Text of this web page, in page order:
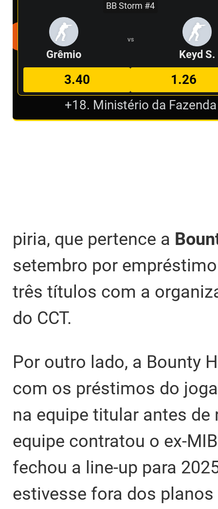
BB Storm #4
Grêmio
VS
Keyd S.
3.40
1.26
+18. Ministério da
piria, que pertence a
setembro por
três títulos com a
do CCT.
Por outro lado, a Bounty
com os préstimos do
na equipe titular antes de
equipe contratou o ex-
fechou a line-up para
estivesse fora dos